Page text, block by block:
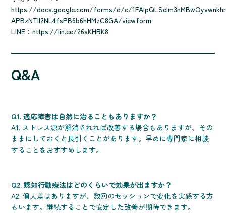
https://docs.google.com/forms/d/e/
APBzNTll2NL4fsPB6b6hHMzC8GA/viewform
LINE：https://lin.ee/26sKHRK8
Q&A
Q1. 適応障害は自然に治ることもありますか？
A1. ストレス源が解消されれば改善する場合もありますが、その
ままにしておくと長引くことがあります。早めに専門家に相談
することをおすすめします。
Q2. 認知行動療法はどのくらいで効果が出ますか？
A2. 個人差はありますが、数回のセッションで変化を実感する方
もいます。継続することで安定した改善が期待できます。